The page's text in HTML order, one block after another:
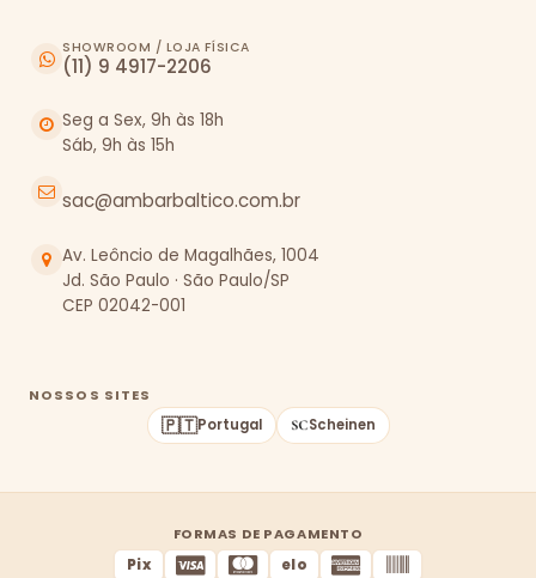
SHOWROOM / LOJA FÍSICA
(11) 9 4917-2206
Seg a Sex, 9h às 18h
Sáb, 9h às 15h
sac@ambarbaltico.com.br
Av. Leôncio de Magalhães, 1004
Jd. São Paulo · São Paulo/SP
CEP 02042-001
NOSSOS SITES
🇵🇹Portugal Scheinen
FORMAS DE PAGAMENTO
Pix
elo